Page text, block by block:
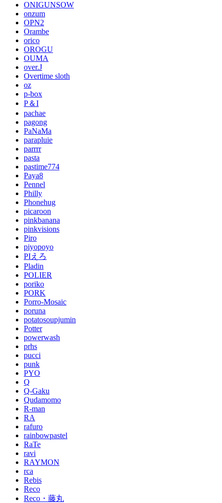
ONIGUNSOW
onzum
OPN2
Orambe
orico
OROGU
OUMA
over.J
Overtime sloth
oz
p-box
P＆I
pachae
pagong
PaNaMa
parapluie
parrrr
pasta
pastime774
Paya8
Pennel
Philly
Phonehug
picaroon
pinkbanana
pinkvisions
Piro
piyopoyo
PIえろ
Pladin
POLIER
poriko
PORK
Porro-Mosaic
poruna
potatosoupjumin
Potter
powerwash
prhs
pucci
punk
PYO
Q
Q-Gaku
Qudamomo
R-man
RA
rafuro
rainbowpastel
RaTe
ravi
RAYMON
rca
Rebis
Reco
Reco・藤丸